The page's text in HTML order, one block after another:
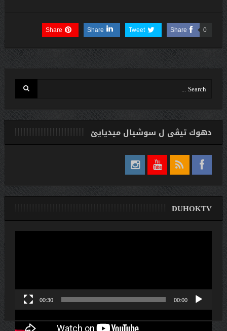
Share 0
Tweet
Share
Share
دهوك تیڤی ل سوشیال ميديایێ
DUHOKTV
00:00
00:30